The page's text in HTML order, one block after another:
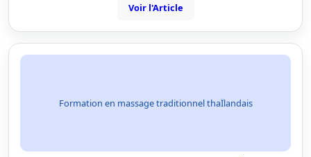
Voir l'Article
Formation en massage traditionnel thaÏlandais